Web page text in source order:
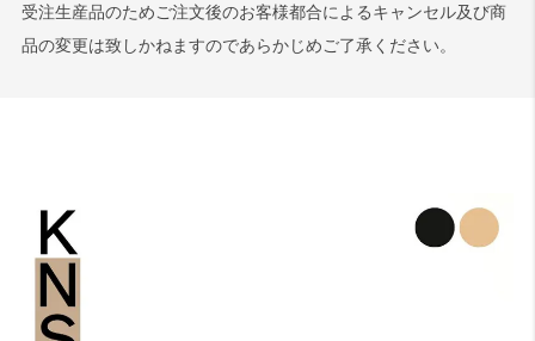
受注生産品のためご注文後のお客様都合によるキャンセル及び商
品の変更は致しかねますのであらかじめご了承ください。